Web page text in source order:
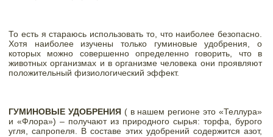
То есть я стараюсь использовать то, что наиболее безопасно.
Хотя наиболее изучены только гуминовые удобрения, о
которых можно совершенно определенно говорить, что в
животных организмах и в организме человека они проявляют
положительный физиологический эффект.
ГУМИНОВЫЕ УДОБРЕНИЯ ( в нашем регионе это «Теллура»
и «Флора») – получают из природного сырья: торфа, бурого
угля, сапропеля. В составе этих удобрений содержится азот,